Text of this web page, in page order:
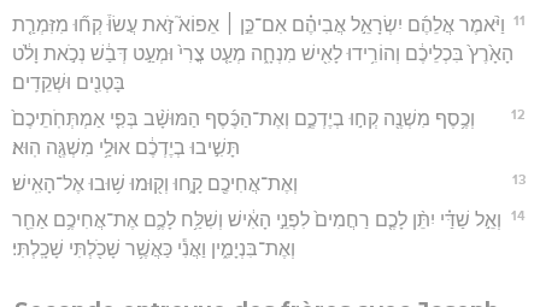
11
וַיֹּ֨אמֶר אֲלֵהֶ֜ם יִשְׂרָאֵ֣ל אֲבִיהֶ֗ם אִם־כֵּ֣ן ׀ אֵפוֹא֮ זֹ֣את עֲשׂוּ֒ קְח֞וּ מִזִּמְרַ֤ת
הָאָ֙רֶץ֙ בִּכְלֵיכֶ֔ם וְהוֹרִ֥ידוּ לָאִ֖ישׁ מִנְחָ֑ה מְעַ֤ט צֳרִי֙ וּמְעַ֣ט דְּבַ֔שׁ נְכֹ֣את וָלֹ֔ט
בָּטְנִ֖ים וּשְׁקֵדִֽים׃
12
וְכֶ֥סֶף מִשְׁנֶ֖ה קְח֣וּ בְיֶדְכֶ֑ם וְאֶת־הַכֶּ֜סֶף הַמּוּשָׁ֨ב בְּפִ֤י אַמְתְּחֹֽתֵיכֶם֙
תָּשִׁ֣יבוּ בְיֶדְכֶ֔ם אוּלַ֥י מִשְׁגֶּ֖ה הֽוּא׃
13 וְאֶת־אֲחִיכֶ֖ם קָ֑חוּ וְק֖וּמוּ שׁ֥וּבוּ אֶל־הָאִֽישׁ׃
14
וְאֵ֣ל שַׁדַּ֗י יִתֵּ֨ן לָכֶ֤ם רַחֲמִים֙ לִפְנֵ֣י הָאִ֔ישׁ וְשִׁלַּ֥ח לָכֶ֛ם אֶת־אֲחִיכֶ֥ם אַחֵ֖ר
וְאֶת־בִּנְיָמִ֑ין וַאֲנִ֕י כַּאֲשֶׁ֥ר שָׁכֹ֖לְתִּי שָׁכָֽלְתִּי׃